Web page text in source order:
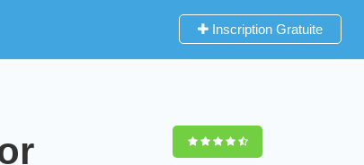
Inscription Gratuite